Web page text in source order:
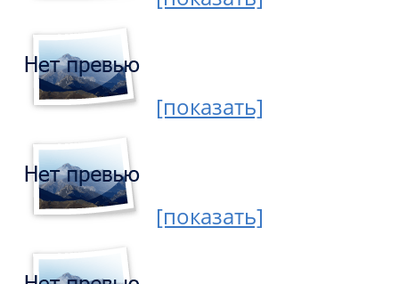
[показать]
[показать]